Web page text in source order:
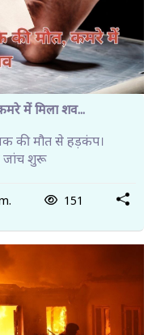
में मिला शव...
की मौत से हड़कंप।
जांच शुरू
151